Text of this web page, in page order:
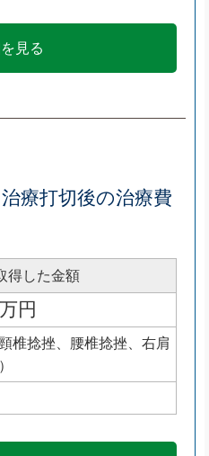
見る
療打切後の治療費
得した金額
円
椎捻挫、腰椎捻挫、右肩